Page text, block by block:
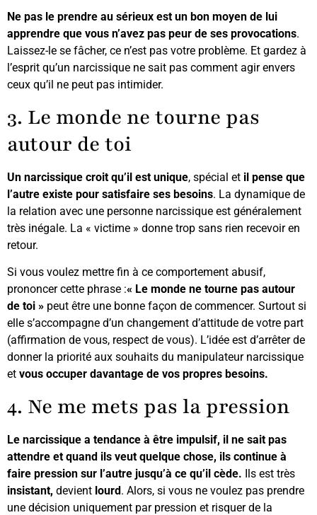
Ne pas le prendre au sérieux est un bon moyen de lui
apprendre que vous n’avez pas peur de ses provocations.
Laissez-le se fâcher, ce n’est pas votre problème. Et gardez à
l’esprit qu’un narcissique ne sait pas comment agir envers
ceux qu’il ne peut pas intimider.
3. Le monde ne tourne pas
autour de toi
Un narcissique croit qu’il est unique, spécial et il pense que
l’autre existe pour satisfaire ses besoins. La dynamique de
la relation avec une personne narcissique est généralement
très inégale. La « victime » donne trop sans rien recevoir en
retour.
Si vous voulez mettre fin à ce comportement abusif,
prononcer cette phrase :« Le monde ne tourne pas autour
de toi » peut être une bonne façon de commencer. Surtout si
elle s’accompagne d’un changement d’attitude de votre part
(affirmation de vous, respect de vous). L’idée est d’arrêter de
donner la priorité aux souhaits du manipulateur narcissique
et vous occuper davantage de vos propres besoins.
4. Ne me mets pas la pression
Le narcissique a tendance à être impulsif, il ne sait pas
attendre et quand ils veut quelque chose, ils continue à
faire pression sur l’autre jusqu’à ce qu’il cède. Ils est très
insistant, devient lourd. Alors, si vous ne voulez pas prendre
une décision uniquement par pression et risquer de la